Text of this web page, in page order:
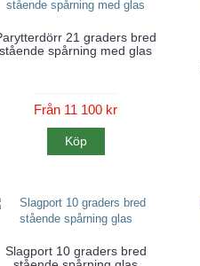
21 graders bred
stående spårning med glas
Från 11 100 kr
Köp
Slagport 10 graders bred